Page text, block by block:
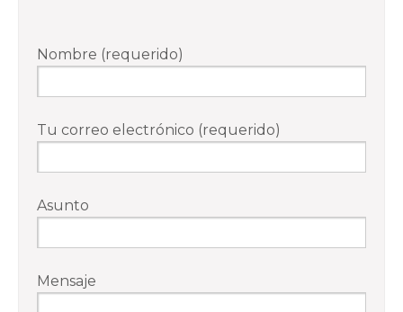
Nombre (requerido)
Tu correo electrónico (requerido)
Asunto
Mensaje